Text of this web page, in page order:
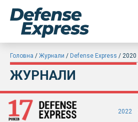
Головна Журнали Defense Express 2020
ЖУРНАЛИ
2022